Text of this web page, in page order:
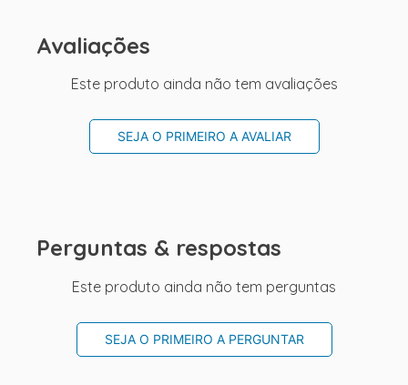
Avaliações
Este produto ainda não tem avaliações
SEJA O PRIMEIRO A AVALIAR
Perguntas & respostas
Este produto ainda não tem perguntas
SEJA O PRIMEIRO A PERGUNTAR